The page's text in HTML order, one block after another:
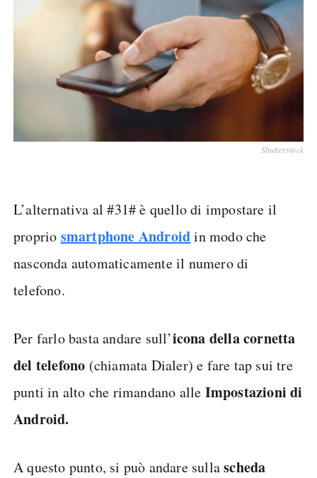
Shutterstock
L’alternativa al #31# è quello di impostare il
proprio smartphone Androidin modo che
nasconda automaticamente il numero di
telefono.
Per farlo basta andare sull’icona della cornetta
del telefono (chiamata Dialer) e fare tap sui tre
punti in alto che rimandano alle Impostazioni di
Android.
A questo punto, si può andare sullascheda